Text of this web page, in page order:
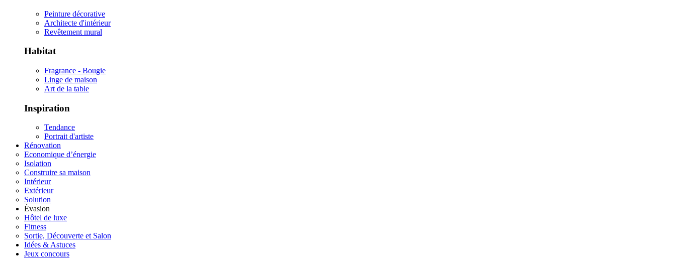
Peinture décorative
Architecte d'intérieur
Revêtement mural
Habitat
Fragrance - Bougie
Linge de maison
Art de la table
Inspiration
Tendance
Portrait d'artiste
Rénovation
Economique d’énergie
Isolation
Construire sa maison
Intérieur
Extérieur
Solution
Évasion
Hôtel de luxe
Fitness
Sortie, Découverte et Salon
Idées & Astuces
Jeux concours